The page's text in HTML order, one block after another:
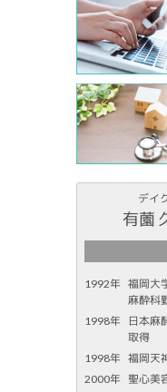
デイ
有薗
1992年 福岡大
麻酔科
1998年
日本麻
取得
1998年 福岡天
2000年 聖心美